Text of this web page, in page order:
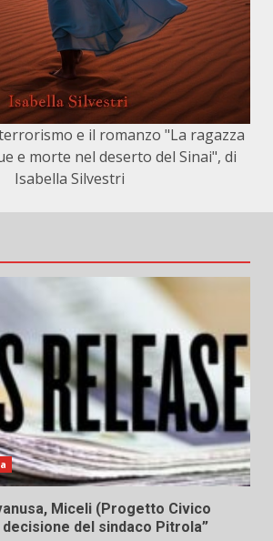
e il romanzo "La ragazza
e morte nel deserto del Sinai", di
Isabella Silvestri
Miceli (Progetto Civico
decisione del sindaco Pitrola”